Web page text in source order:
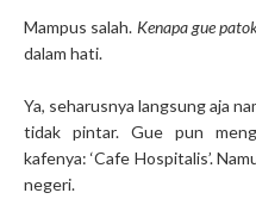
Mampus salah. Kenapa gue
dalam hati.
Ya, seharusnya langsung aja
tidak pintar. Gue pun
kafenya: ‘Cafe Hospitalis’.
negeri.